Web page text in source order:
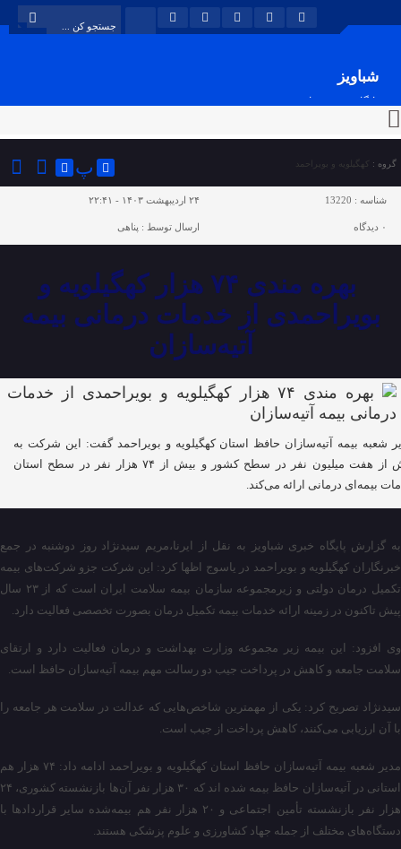
شباویز
پایگاه خبری شباویز
گروه : کهگیلویه و بویراحمد پ
شناسه : 13220 ۲۴ اردیبهشت ۱۴۰۳ - ۲۲:۴۱
۰ دیدگاه ارسال توسط : پناهی
بهره مندی ۷۴ هزار کهگیلویه و
بویراحمدی از خدمات درمانی بیمه‌
آتیه‌سازان
شعبه بیمه آتیه‌سازان حافظ استان کهگیلویه و بویراحمد گفت: این شرکت به
بیش از هفت میلیون نفر در سطح کشور و بیش از ۷۴ هزار نفر در سطح استان
بیمه‌ای درمانی ارائه می‌کند.
به گزارش پایگاه خبری شباویز به نقل از ایرنا،مریم سیدنژاد روز دوشنبه در جمع
خبرنگاران کهگیلویه و بویراحمد در یاسوج اظها کرد: این شرکت جزو شرکت‌های بیمه
تکمیل درمان دولتی و زیرمجموعه سازمان بیمه سلامت ایران است که از ۲۳ سال
پیش تاکنون در زمینه ارائه خدمات بیمه تکمیل درمان بصورت تخصصی فعالیت دارد.
وی افزود: این بیمه زیر مجموعه وزارت بهداشت و درمان فعالیت دارد و ارتقای
سلامت جامعه و کاهش در پرداخت جیب دو رسالت مهم بیمه آتیه‌سازان حافظ است.
سیدنژاد تصریح کرد: یکی از مهمترین شاخص‌هایی که عدالت در سلامت هر جامعه را
با آن ارزیابی می‌کنند، کاهش پرداخت از جیب است.
مدیر شعبه بیمه آتیه‌سازان حافظ استان کهگیلویه و بویراحمد ادامه داد: ۷۴ هزار هم
استانی در آتیه‌سازان حافظ بیمه شده اند که ۳۰ هزار نفر آن‌ها بازنشسته کشوری، ۲۴
هزار نفر بازنشسته تأمین اجتماعی و ۲۰ هزار نفر هم بیمه‌شده سایر قراردادها با
دستگاه‌های مختلف از جمله جهاد کشاورزی و علوم پزشکی هستند.